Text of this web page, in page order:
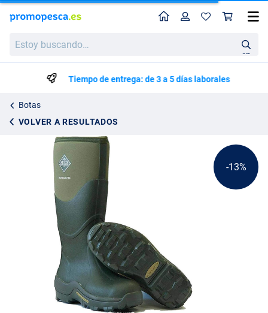
buscando…
en
Perfil
Tiempo de entrega: de 3 a 5 días laborales
Botas
VOLVER A RESULTADOS
Muck Boot Muckmaster Hi Moss
165.00
-13%